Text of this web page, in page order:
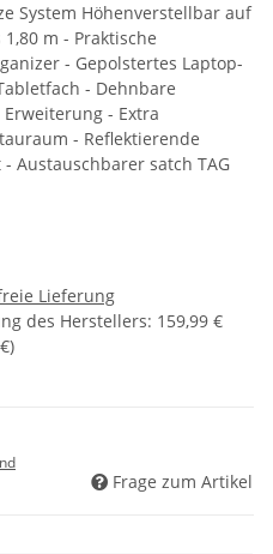
System Höhenverstellbar auf
m - Praktische
- Gepolstertes Laptop-
- Dehnbare
- Extra
- Reflektierende
Austauschbarer satch TAG
Lieferung
des Herstellers: 159,99 €
)
Frage zum Artikel